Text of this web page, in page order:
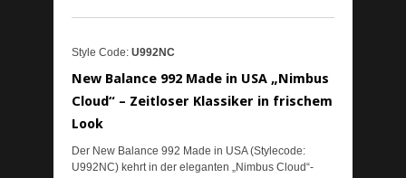
Style Code: U992NC
New Balance 992 Made in USA „Nimbus
Cloud“ – Zeitloser Klassiker in frischem
Look
Der New Balance 992 Made in USA (Stylecode:
U992NC) kehrt in der eleganten „Nimbus Cloud“-